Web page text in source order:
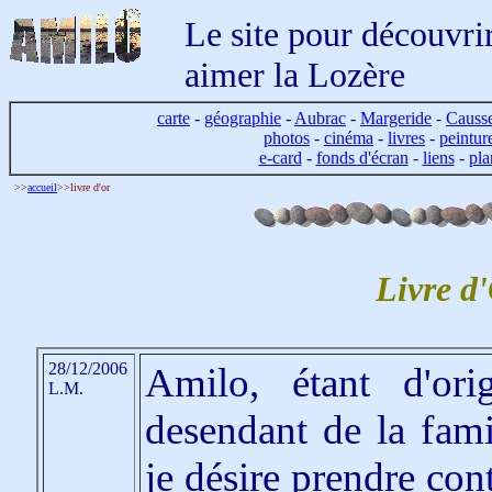
Le site pour
aimer la Lozère
carte - géographie - Aubrac - Margeride -
photos - cinéma - livres -
e-card - fonds d'écran - liens-
>>accueil>>livre d'or
Livre
28/12/2006
L.M.
Amilo, étant
desendant de la
je désire prendre